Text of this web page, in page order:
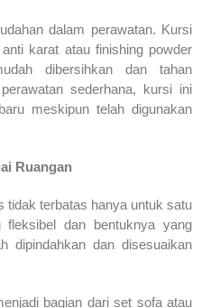
dalam perawatan. Kursi
karat atau finishing powder
dibersihkan dan tahan
sederhana, kursi ini
meskipun telah digunakan
Ruangan
tidak terbatas hanya untuk satu
fleksibel dan bentuknya yang
dipindahkan dan disesuaikan
bagian dari set sofa atau